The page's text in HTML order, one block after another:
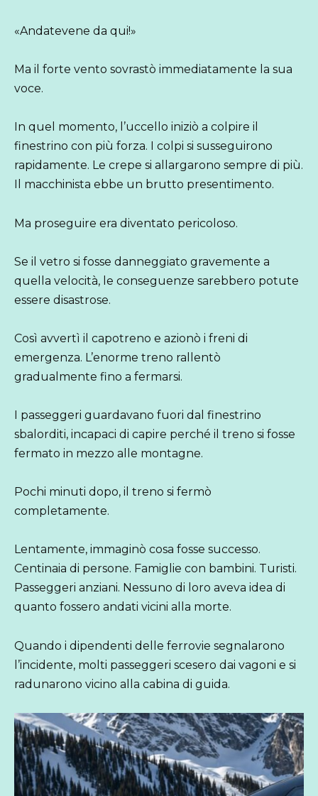
«Andatevene da qui!»
Ma il forte vento sovrastò immediatamente la sua
voce.
In quel momento, l’uccello iniziò a colpire il
finestrino con più forza. I colpi si susseguirono
rapidamente. Le crepe si allargarono sempre di più.
Il macchinista ebbe un brutto presentimento.
Ma proseguire era diventato pericoloso.
Se il vetro si fosse danneggiato gravemente a
quella velocità, le conseguenze sarebbero potute
essere disastrose.
Così avvertì il capotreno e azionò i freni di
emergenza. L’enorme treno rallentò
gradualmente fino a fermarsi.
I passeggeri guardavano fuori dal finestrino
sbalorditi, incapaci di capire perché il treno si fosse
fermato in mezzo alle montagne.
Pochi minuti dopo, il treno si fermò
completamente.
Lentamente, immaginò cosa fosse successo.
Centinaia di persone. Famiglie con bambini. Turisti.
Passeggeri anziani. Nessuno di loro aveva idea di
quanto fossero andati vicini alla morte.
Quando i dipendenti delle ferrovie segnalarono
l’incidente, molti passeggeri scesero dai vagoni e si
radunarono vicino alla cabina di guida.